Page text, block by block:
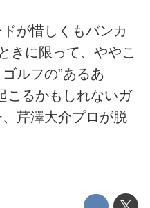
が惜しくもバンカ
きに限って、ややこ
ルフの”あるあ
こるかもしれないガ
芹澤大介プロが脱